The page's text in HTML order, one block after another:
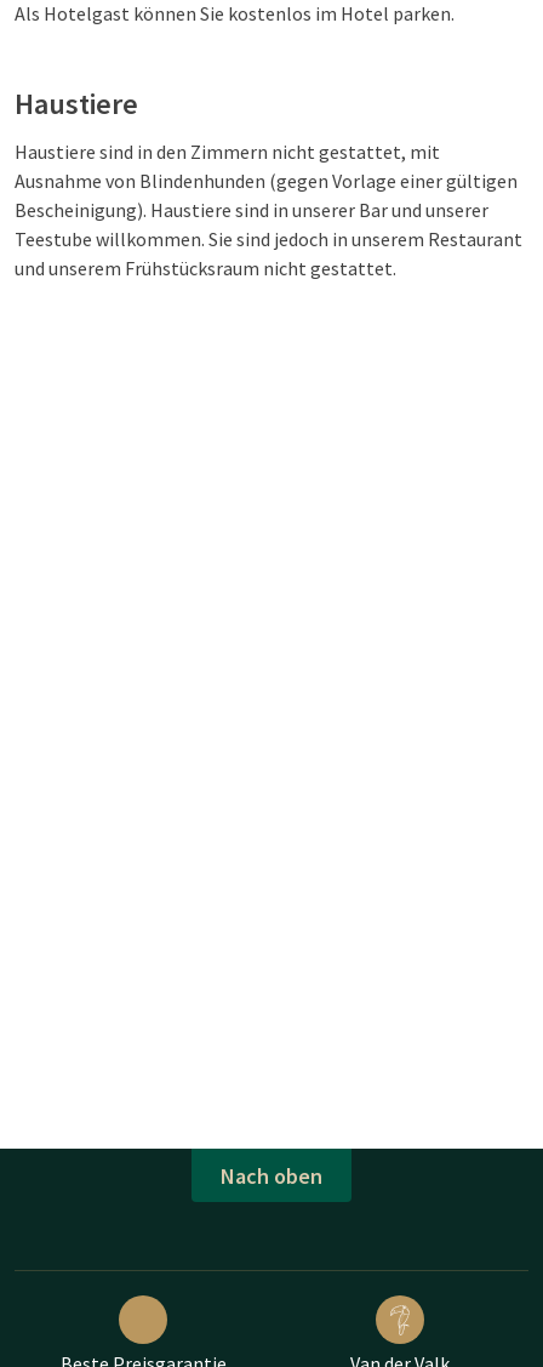
Als Hotelgast können Sie kostenlos im Hotel parken.
Haustiere
Haustiere sind in den Zimmern nicht gestattet, mit
Ausnahme von Blindenhunden (gegen Vorlage einer gültigen
Bescheinigung). Haustiere sind in unserer Bar und unserer
Teestube willkommen. Sie sind jedoch in unserem Restaurant
und unserem Frühstücksraum nicht gestattet.
Nach oben